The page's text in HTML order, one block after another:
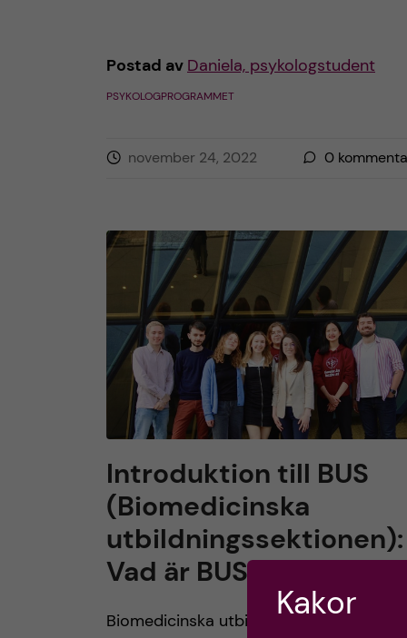
Postad av Daniela, psykologstudent
PSYKOLOGPROGRAMMET
november 24, 2022 0
Introduktion till BUS
(Biomedicinska
utbildningssektionen):
Vad är BUS ?
Biomedicinska utbildningssektionen eller
Kakor